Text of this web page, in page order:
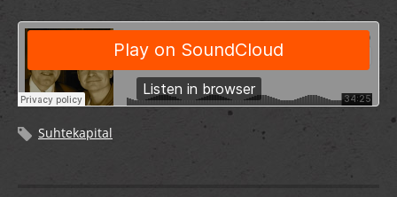
Suhtekapital